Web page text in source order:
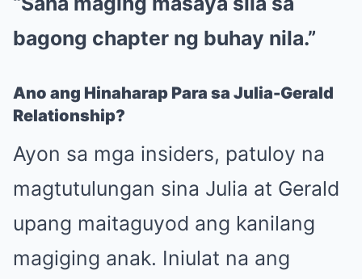
bagong chapter ng buhay nila.”
Ano ang Hinaharap Para sa Julia-Gerald
Relationship?
Ayon sa mga insiders, patuloy na
magtutulungan sina Julia at Gerald
upang maitaguyod ang kanilang
magiging anak. Iniulat na ang